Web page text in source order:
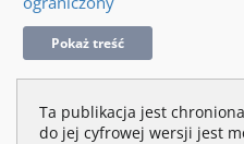
Pokaż treść
Ta publikacja jest
do jej cyfrowej wersji jest